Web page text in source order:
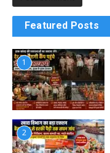
Featured Posts
1
2